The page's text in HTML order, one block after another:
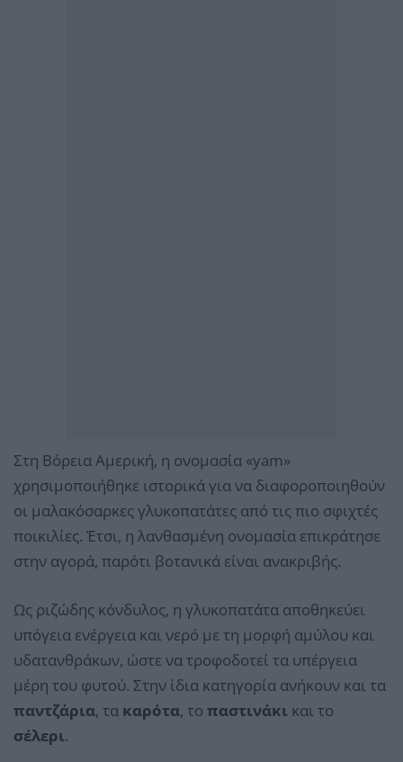
Στη Βόρεια Αμερική, η ονομασία «yam»
χρησιμοποιήθηκε ιστορικά για να διαφοροποιηθούν
οι μαλακόσαρκες γλυκοπατάτες από τις πιο σφιχτές
ποικιλίες. Έτσι, η λανθασμένη ονομασία επικράτησε
στην αγορά, παρότι βοτανικά είναι ανακριβής.
Ως ριζώδης κόνδυλος, η γλυκοπατάτα αποθηκεύει
υπόγεια ενέργεια και νερό με τη μορφή αμύλου και
υδατανθράκων, ώστε να τροφοδοτεί τα υπέργεια
μέρη του φυτού. Στην ίδια κατηγορία ανήκουν και τα
παντζάρια, τα καρότα, το παστινάκι και το
σέλερι.